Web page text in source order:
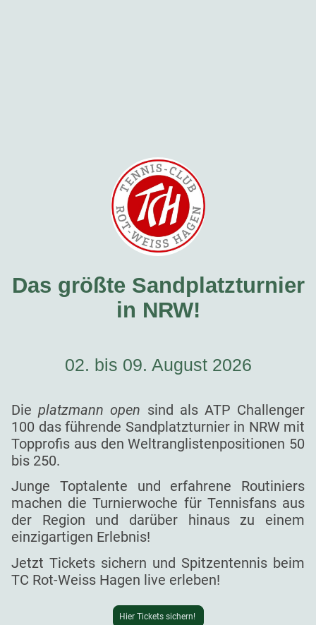
Das größte Sandplatzturnier
in NRW!
02. bis 09. August 2026
Dieplatzmann open sind als ATP Challenger
100 das führende Sandplatzturnier in NRW mit
Topprofis aus den Weltranglistenpositionen 50
bis 250.
Junge Toptalente und erfahrene Routiniers
machen die Turnierwoche für Tennisfans aus
der Region und darüber hinaus zu einem
einzigartigen Erlebnis!
Jetzt Tickets sichern und Spitzentennis beim
TC Rot-Weiss Hagen live erleben!
Hier Tickets sichern!